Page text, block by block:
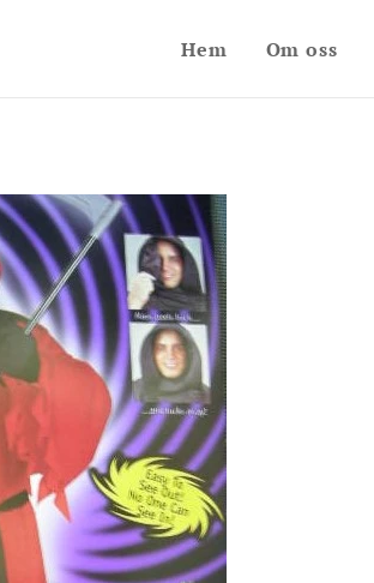
Hem Om oss